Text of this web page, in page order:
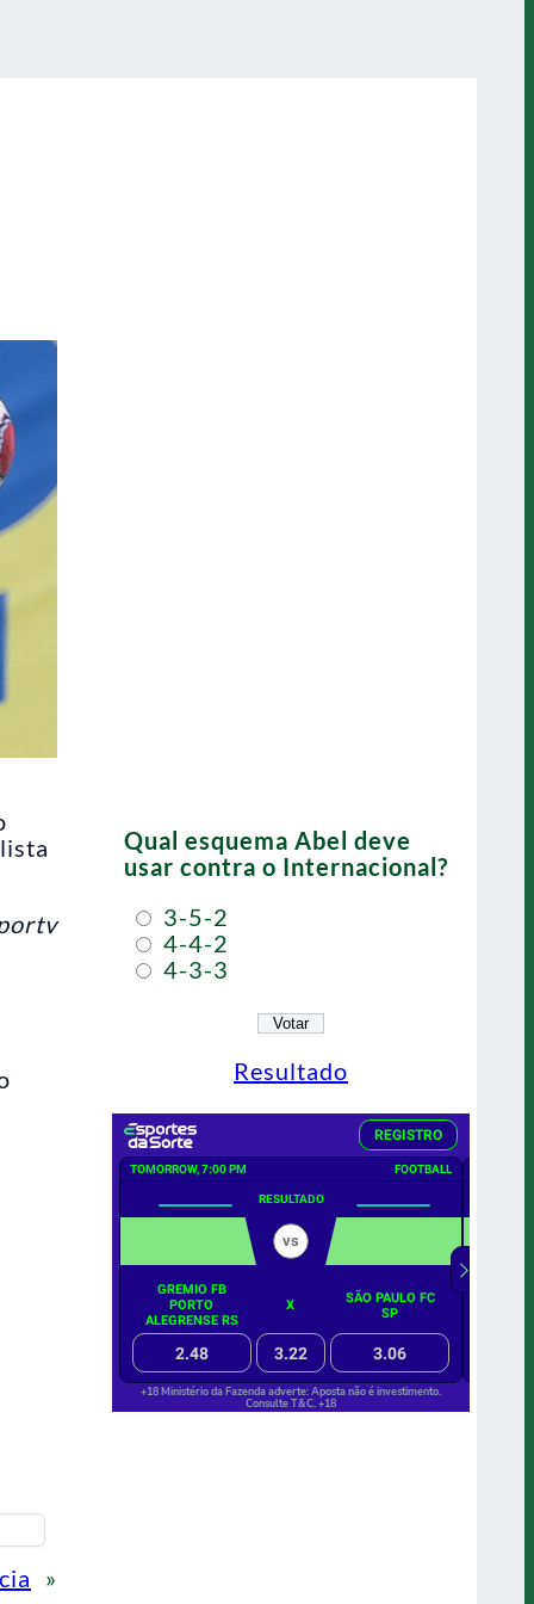
»
Qual esquema Abel deve
usar contra o Internacional?
3-5-2
4-4-2
4-3-3
Resultado